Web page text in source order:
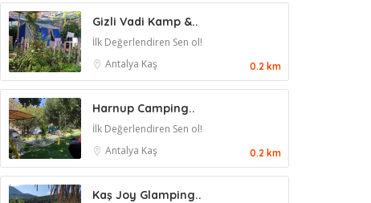
Gizli Vadi Kamp &..
İlk Değerlendiren Sen ol!
Antalya Kaş 0.2 km
Harnup Camping..
İlk Değerlendiren Sen ol!
Antalya Kaş 0.2 km
Kaş Joy Glamping..